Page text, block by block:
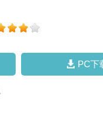
PC下